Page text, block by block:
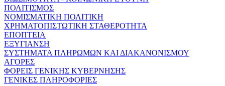
ΠΟΛΙΤΙΣΜΟΣ
ΝΟΜΙΣΜΑΤΙΚΗ ΠΟΛΙΤΙΚΗ
ΧΡΗΜΑΤΟΠΙΣΤΩΤΙΚΗ ΣΤΑΘΕΡΟΤΗΤΑ
ΕΠΟΠΤΕΙΑ
ΕΞΥΓΙΑΝΣΗ
ΣΥΣΤΗΜΑΤΑ ΠΛΗΡΩΜΩΝ ΚΑΙ ΔΙΑΚΑΝΟΝΙΣΜΟΥ
ΑΓΟΡΕΣ
ΦΟΡΕΙΣ ΓΕΝΙΚΗΣ ΚΥΒΕΡΝΗΣΗΣ
ΓΕΝΙΚΕΣ ΠΛΗΡΟΦΟΡΙΕΣ